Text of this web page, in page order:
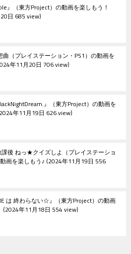
』（東方Project）の動画を楽しもう！
日 685 view
曲（プレイステーション・PS1）の動画を
年11月20日 706 view
』（東方Project）の動画を
2024年11月19日 626 view
後 ねっ★クイズしよ（プレイステーショ
画を楽しもう♪ 2024年11月19日 556
は 終わらない☆』（東方Project）の動画
2024年11月18日 554 view